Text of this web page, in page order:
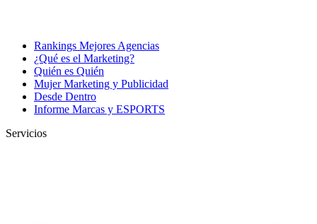
Rankings Mejores Agencias
¿Qué es el Marketing?
Quién es Quién
Mujer Marketing y Publicidad
Desde Dentro
Informe Marcas y ESPORTS
Servicios